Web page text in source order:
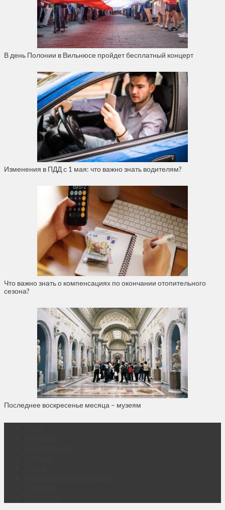
В день Полонии в Вильнюсе пройдет бесплатный концерт
Изменения в ПДД с 1 мая: что важно знать водителям?
Что важно знать о компенсациях по окончании отопительного
сезона?
Последнее воскресенье месяца – музеям